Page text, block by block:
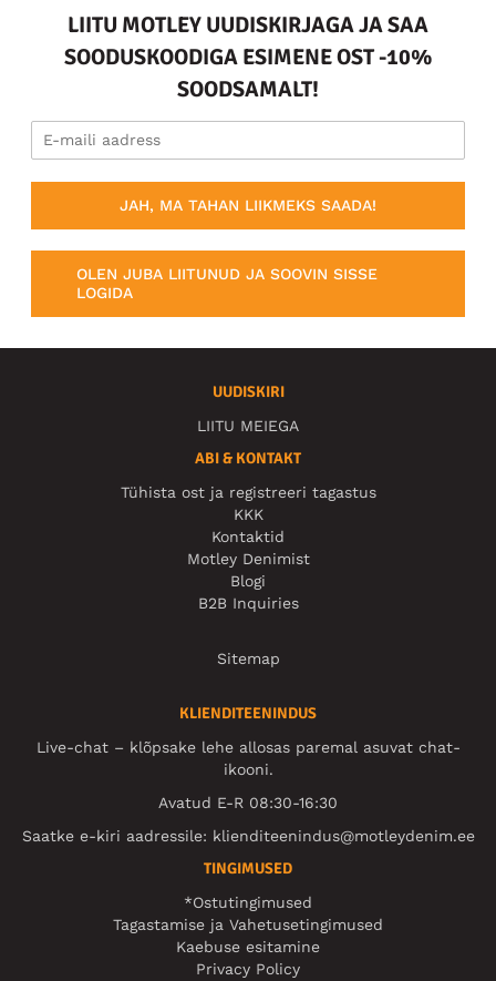
LIITU MOTLEY UUDISKIRJAGA JA SAA
SOODUSKOODIGA ESIMENE OST -10%
SOODSAMALT!
JAH, MA TAHAN LIIKMEKS SAADA!
OLEN JUBA LIITUNUD JA SOOVIN SISSE
LOGIDA
UUDISKIRI
LIITU MEIEGA
ABI & KONTAKT
Tühista ost ja registreeri tagastus
KKK
Kontaktid
Motley Denimist
Blogi
B2B Inquiries
Sitemap
KLIENDITEENINDUS
Live-chat – klõpsake lehe allosas paremal asuvat chat-
ikooni.
Avatud E-R 08:30-16:30
Saatke e-kiri aadressile: klienditeenindus@motleydenim.ee
TINGIMUSED
*Ostutingimused
Tagastamise ja Vahetusetingimused
Kaebuse esitamine
Privacy Policy